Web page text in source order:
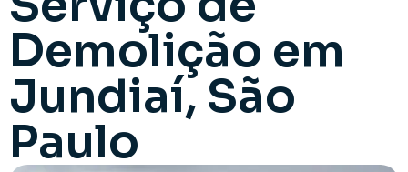
Demolição em
Jundiaí, São
Paulo